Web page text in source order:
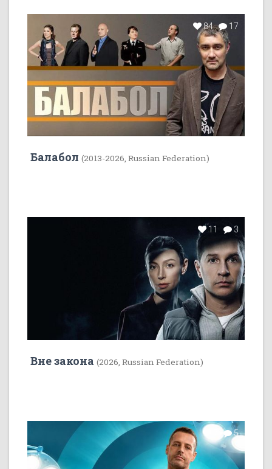
84 17
Балабол (2013-2026, Russian Federation)
11 3
Вне закона (2026, Russian Federation)
7 5